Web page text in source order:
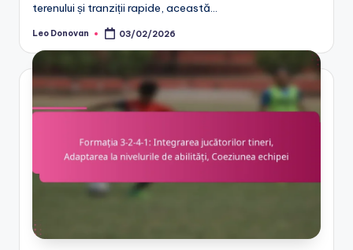
terenului și tranziții rapide, această…
Posted
Leo Donovan 03/02/2026